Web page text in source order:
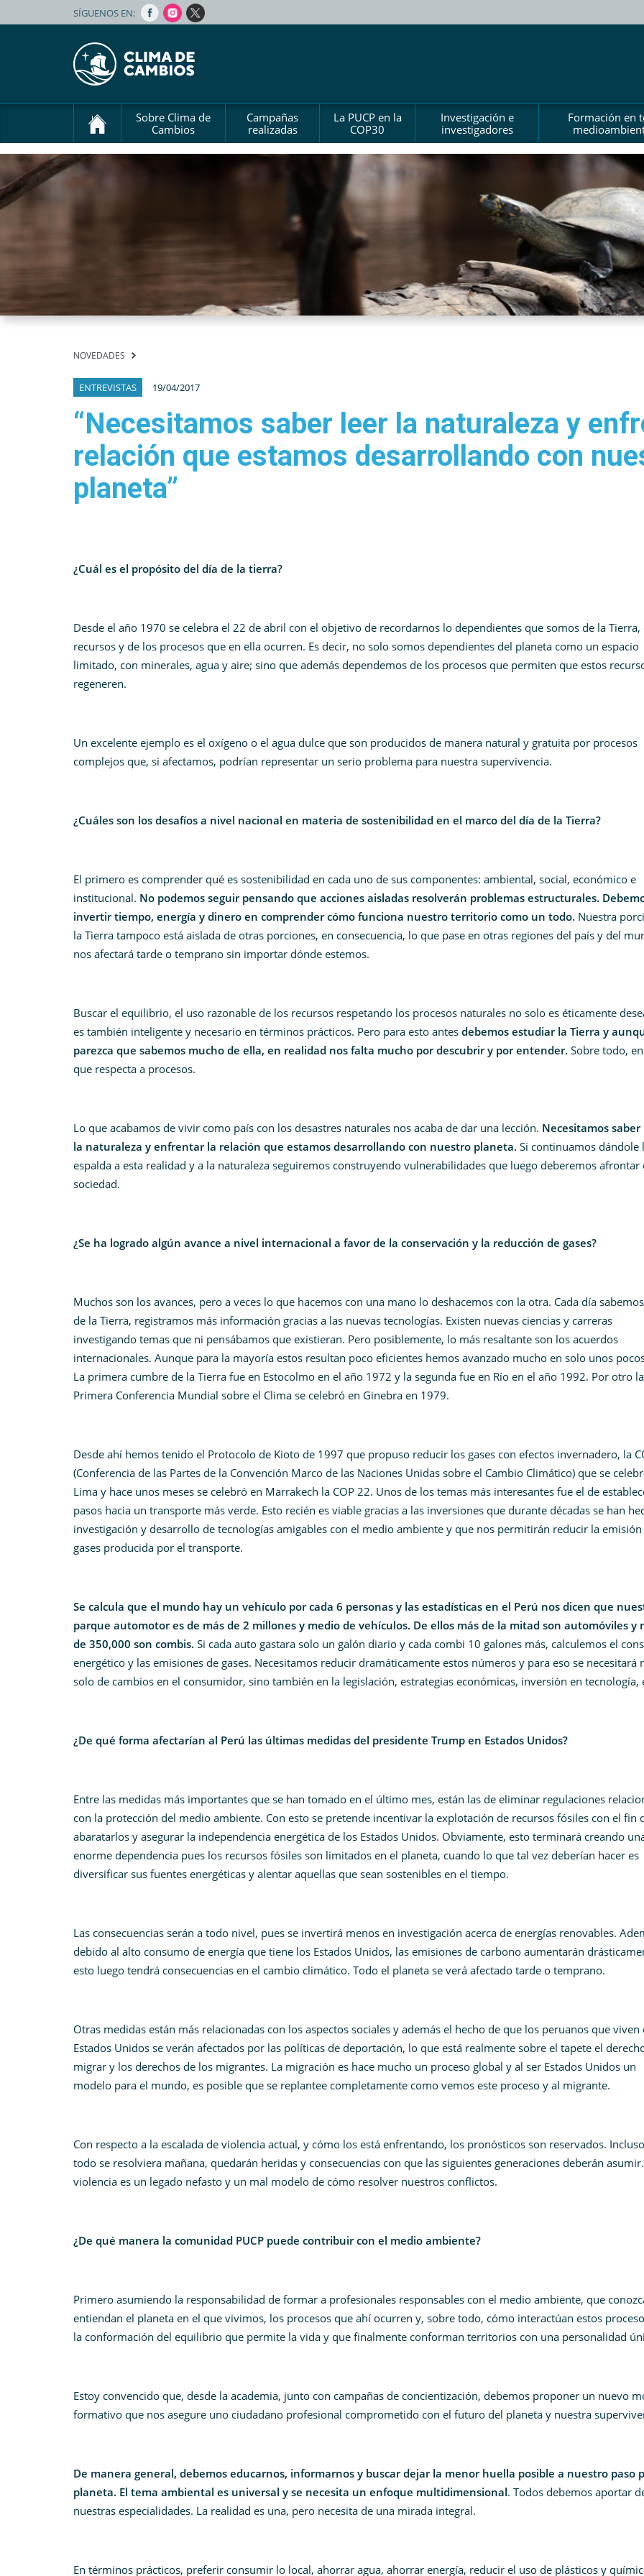
SÍGUENOS EN:
Sobre Clima de
Cambios
Campañas
realizadas
La PUCP en la
COP30
Investigación e
investigadores
Formación en
NOVEDADES
ENTREVISTAS 19/04/2017
“Necesitamos saber leer la naturaleza y
relación que estamos desarrollando con
planeta”
¿Cuál es el propósito del día de la tierra?
Desde el año 1970 se celebra el 22 de abril con el objetivo de recordarnos lo dependientes que somos de la Tierra,
recursos y de los procesos que en ella ocurren. Es decir, no solo somos dependientes del planeta como un espacio
limitado, con minerales, agua y aire; sino que además dependemos de los procesos que permiten que estos
regeneren.
Un excelente ejemplo es el oxígeno o el agua dulce que son producidos de manera natural y gratuita por procesos
complejos que, si afectamos, podrían representar un serio problema para nuestra supervivencia.
¿Cuáles son los desafíos a nivel nacional en materia de sostenibilidad en el marco del día de la Tierra?
El primero es comprender qué es sostenibilidad en cada uno de sus componentes: ambiental, social, económico e
institucional. No podemos seguir pensando que acciones aisladas resolverán problemas estructurales.
invertir tiempo, energía y dinero en comprender cómo funciona nuestro territorio como un todo. Nuestra
la Tierra tampoco está aislada de otras porciones, en consecuencia, lo que pase en otras regiones del país y del
nos afectará tarde o temprano sin importar dónde estemos.
Buscar el equilibrio, el uso razonable de los recursos respetando los procesos naturales no solo es éticamente
es también inteligente y necesario en términos prácticos. Pero para esto antes debemos estudiar la Tierra y
parezca que sabemos mucho de ella, en realidad nos falta mucho por descubrir y por entender. Sobre todo,
que respecta a procesos.
Lo que acabamos de vivir como país con los desastres naturales nos acaba de dar una lección. Necesitamos saber
la naturaleza y enfrentar la relación que estamos desarrollando con nuestro planeta. Si continuamos dándole
espalda a esta realidad y a la naturaleza seguiremos construyendo vulnerabilidades que luego deberemos afrontar
sociedad.
¿Se ha logrado algún avance a nivel internacional a favor de la conservación y la reducción de gases?
Muchos son los avances, pero a veces lo que hacemos con una mano lo deshacemos con la otra. Cada día
de la Tierra, registramos más información gracias a las nuevas tecnologías. Existen nuevas ciencias y carreras
investigando temas que ni pensábamos que existieran. Pero posiblemente, lo más resaltante son los acuerdos
internacionales. Aunque para la mayoría estos resultan poco eficientes hemos avanzado mucho en solo unos
La primera cumbre de la Tierra fue en Estocolmo en el año 1972 y la segunda fue en Río en el año 1992. Por otro
Primera Conferencia Mundial sobre el Clima se celebró en Ginebra en 1979.
Desde ahí hemos tenido el Protocolo de Kioto de 1997 que propuso reducir los gases con efectos invernadero, la
(Conferencia de las Partes de la Convención Marco de las Naciones Unidas sobre el Cambio Climático) que se
Lima y hace unos meses se celebró en Marrakech la COP 22. Unos de los temas más interesantes fue el de
pasos hacia un transporte más verde. Esto recién es viable gracias a las inversiones que durante décadas se han
investigación y desarrollo de tecnologías amigables con el medio ambiente y que nos permitirán reducir la emisión
gases producida por el transporte.
Se calcula que el mundo hay un vehículo por cada 6 personas y las estadísticas en el Perú nos dicen que
parque automotor es de más de 2 millones y medio de vehículos. De ellos más de la mitad son automóviles y
de 350,000 son combis. Si cada auto gastara solo un galón diario y cada combi 10 galones más, calculemos el
energético y las emisiones de gases. Necesitamos reducir dramáticamente estos números y para eso se necesitará
solo de cambios en el consumidor, sino también en la legislación, estrategias económicas, inversión en tecnología,
¿De qué forma afectarían al Perú las últimas medidas del presidente Trump en Estados Unidos?
Entre las medidas más importantes que se han tomado en el último mes, están las de eliminar regulaciones
con la protección del medio ambiente. Con esto se pretende incentivar la explotación de recursos fósiles con el fin
abaratarlos y asegurar la independencia energética de los Estados Unidos. Obviamente, esto terminará creando
enorme dependencia pues los recursos fósiles son limitados en el planeta, cuando lo que tal vez deberían hacer es
diversificar sus fuentes energéticas y alentar aquellas que sean sostenibles en el tiempo.
Las consecuencias serán a todo nivel, pues se invertirá menos en investigación acerca de energías renovables.
debido al alto consumo de energía que tiene los Estados Unidos, las emisiones de carbono aumentarán
esto luego tendrá consecuencias en el cambio climático. Todo el planeta se verá afectado tarde o temprano.
Otras medidas están más relacionadas con los aspectos sociales y además el hecho de que los peruanos que viven
Estados Unidos se verán afectados por las políticas de deportación, lo que está realmente sobre el tapete el
migrar y los derechos de los migrantes. La migración es hace mucho un proceso global y al ser Estados Unidos un
modelo para el mundo, es posible que se replantee completamente como vemos este proceso y al migrante.
Con respecto a la escalada de violencia actual, y cómo los está enfrentando, los pronósticos son reservados.
todo se resolviera mañana, quedarán heridas y consecuencias con que las siguientes generaciones deberán
violencia es un legado nefasto y un mal modelo de cómo resolver nuestros conflictos.
¿De qué manera la comunidad PUCP puede contribuir con el medio ambiente?
Primero asumiendo la responsabilidad de formar a profesionales responsables con el medio ambiente, que
entiendan el planeta en el que vivimos, los procesos que ahí ocurren y, sobre todo, cómo interactúan estos
la conformación del equilibrio que permite la vida y que finalmente conforman territorios con una personalidad
Estoy convencido que, desde la academia, junto con campañas de concientización, debemos proponer un nuevo
formativo que nos asegure uno ciudadano profesional comprometido con el futuro del planeta y nuestra
De manera general, debemos educarnos, informarnos y buscar dejar la menor huella posible a nuestro paso
planeta. El tema ambiental es universal y se necesita un enfoque multidimensional. Todos debemos aportar
nuestras especialidades. La realidad es una, pero necesita de una mirada integral.
En términos prácticos, preferir consumir lo local, ahorrar agua, ahorrar energía, reducir el uso de plásticos y